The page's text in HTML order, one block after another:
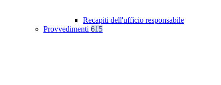
Recapiti dell'ufficio responsabile
Provvedimenti 615